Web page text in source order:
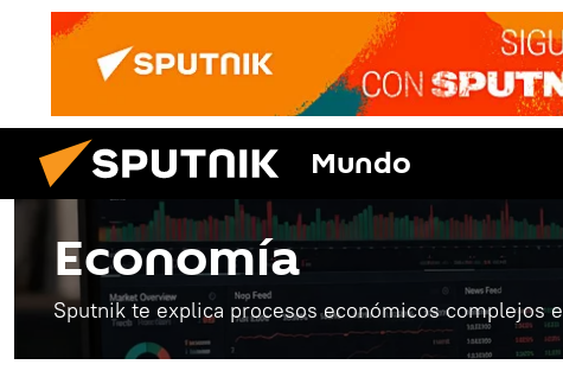
Mundo
Economía
Sputnik te explica procesos económicos complejos